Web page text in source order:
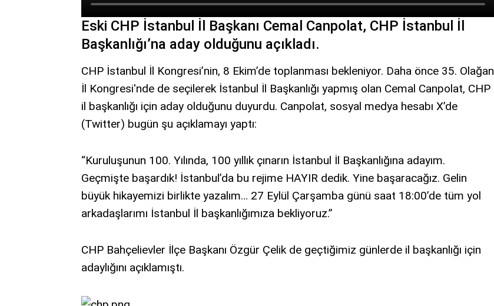
Eski CHP İstanbul İl Başkanı Cemal Canpolat, CHP İstanbul İl
Başkanlığı’na aday olduğunu açıkladı.
CHP İstanbul İl Kongresi’nin, 8 Ekim’de toplanması bekleniyor. Daha önce 35. Olağan
İl Kongresi'nde de seçilerek İstanbul İl Başkanlığı yapmış olan Cemal Canpolat, CHP
il başkanlığı için aday olduğunu duyurdu. Canpolat, sosyal medya hesabı X’de
(Twitter) bugün şu açıklamayı yaptı:
“Kuruluşunun 100. Yılında, 100 yıllık çınarın İstanbul İl Başkanlığına adayım.
Geçmişte başardık! İstanbul’da bu rejime HAYIR dedik. Yine başaracağız. Gelin
büyük hikayemizi birlikte yazalım… 27 Eylül Çarşamba günü saat 18:00’de tüm yol
arkadaşlarımı İstanbul İl başkanlığımıza bekliyoruz.”
CHP Bahçelievler İlçe Başkanı Özgür Çelik de geçtiğimiz günlerde il başkanlığı için
adaylığını açıklamıştı.